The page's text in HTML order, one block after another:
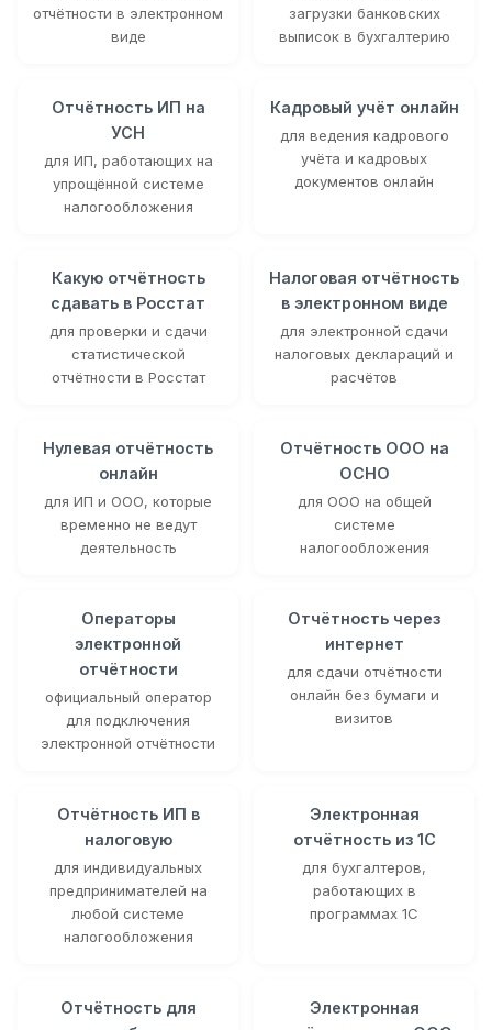
отчётности в электронном
виде
загрузки банковских
выписок в бухгалтерию
Отчётность ИП на
УСН
для ИП, работающих на
упрощённой системе
налогообложения
Кадровый учёт онлайн
для ведения кадрового
учёта и кадровых
документов онлайн
Какую отчётность
сдавать в Росстат
для проверки и сдачи
статистической
отчётности в Росстат
Налоговая отчётность
в электронном виде
для электронной сдачи
налоговых деклараций и
расчётов
Нулевая отчётность
онлайн
для ИП и ООО, которые
временно не ведут
деятельность
Отчётность ООО на
ОСНО
для ООО на общей
системе
налогообложения
Операторы
электронной
отчётности
официальный оператор
для подключения
электронной отчётности
Отчётность через
интернет
для сдачи отчётности
онлайн без бумаги и
визитов
Отчётность ИП в
налоговую
для индивидуальных
предпринимателей на
любой системе
налогообложения
Электронная
отчётность из 1С
для бухгалтеров,
работающих в
программах 1С
Отчётность для
Электронная